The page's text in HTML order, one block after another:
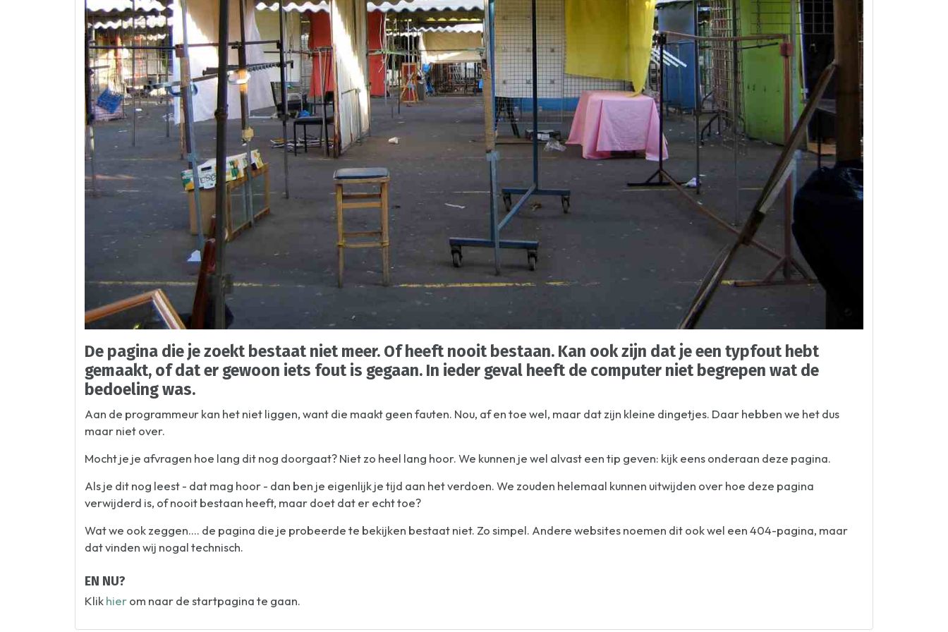
De pagina die je zoekt bestaat niet meer. Of heeft nooit bestaan. Kan ook zijn dat je een typfout hebt
gemaakt, of dat er gewoon iets fout is gegaan. In ieder geval heeft de computer niet begrepen wat de
bedoeling was.
Aan de programmeur kan het niet liggen, want die maakt geen fauten. Nou, af en toe wel, maar dat zijn kleine dingetjes. Daar hebben we het dus
maar niet over.
Mocht je je afvragen hoe lang dit nog doorgaat? Niet zo heel lang hoor. We kunnen je wel alvast een tip geven: kijk eens onderaan deze pagina.
Als je dit nog leest - dat mag hoor - dan ben je eigenlijk je tijd aan het verdoen. We zouden helemaal kunnen uitwijden over hoe deze pagina
verwijderd is, of nooit bestaan heeft, maar doet dat er echt toe?
Wat we ook zeggen.... de pagina die je probeerde te bekijken bestaat niet. Zo simpel. Andere websites noemen dit ook wel een 404-pagina, maar
dat vinden wij nogal technisch.
EN NU?
Klik hier om naar de startpagina te gaan.